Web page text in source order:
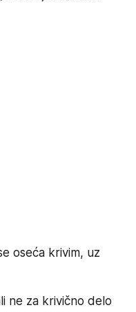
oseća krivim, uz
ne za krivično delo